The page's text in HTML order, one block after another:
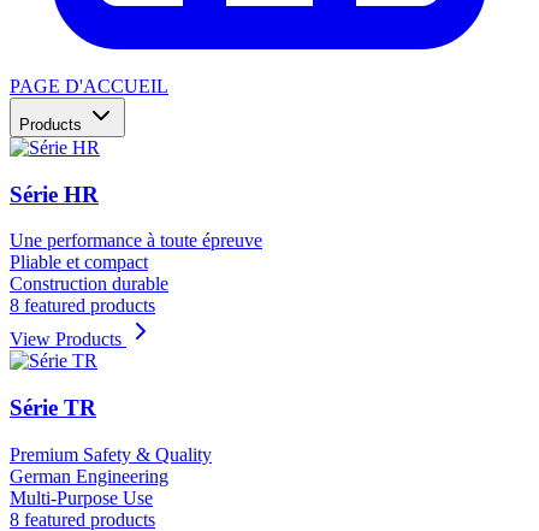
PAGE D'ACCUEIL
Products
Série HR
Une performance à toute épreuve
Pliable et compact
Construction durable
8 featured products
View Products
Série TR
Premium Safety & Quality
German Engineering
Multi-Purpose Use
8 featured products